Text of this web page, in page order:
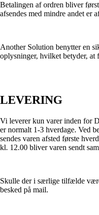
Betalingen af ordren bliver
afsendes med mindre andet er
Another Solution benytter en
oplysninger, hvilket betyder, at
LEVERING
Vi leverer kun varer inden for
er normalt 1-3 hverdage. Ved
sendes varen afsted første
kl. 12.00 bliver varen sendt
Skulle der i særlige tilfælde
besked på mail.